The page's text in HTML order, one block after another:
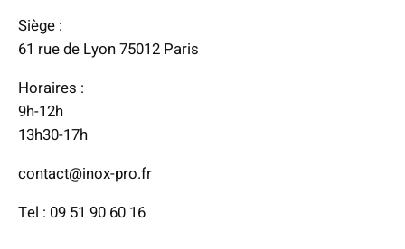
Siège :
61 rue de Lyon 75012 Paris
Horaires :
9h-12h
13h30-17h
contact@inox-pro.fr
Tel : 09 51 90 60 16